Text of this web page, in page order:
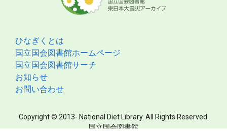
ひなぎくとは
国立国会図書館ホームページ
国立国会図書館サーチ
お知らせ
お問い合わせ
Copyright © 2013- National Diet Library. All Rights Reserved.